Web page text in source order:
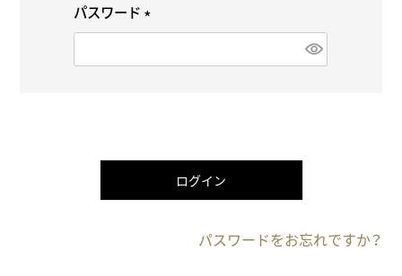
パスワード
(
必
ログイン
パスワードをお忘れですか？